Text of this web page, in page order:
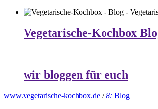
Vegetarische-Kochbox
wir bloggen für euch
www.vegetarische-kochbox.de /8: Blog